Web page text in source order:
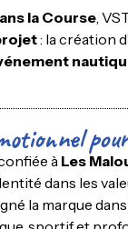
la Course ,
: la création
à Les
dans les
la marque